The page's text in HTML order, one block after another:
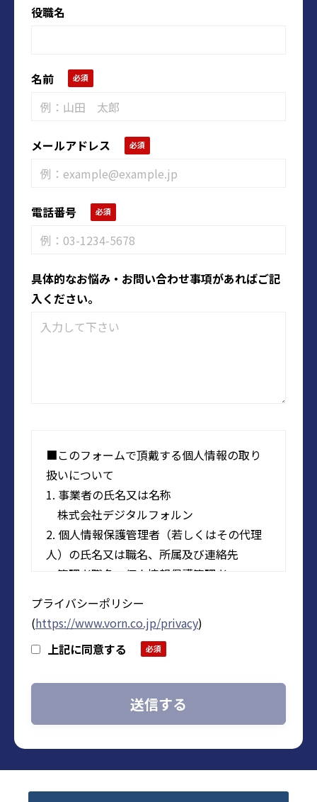
役職名
名前
メールアドレス
電話番号
具体的なお悩み・お問い合わせ事項があればご記
入ください。
■このフォームで頂戴する個人情報の取り
扱いについて
1. 事業者の氏名又は名称
株式会社デジタルフォルン
2. 個人情報保護管理者（若しくはその代理
人）の氏名又は職名、所属及び連絡先
管理者職名：個人情報保護管理者
所属部署：株式会社デジタルフォルン
人事総務部 グループマネージャー
メールアドレス：privacy@vorn.co.jp（受付
時間9:00～18:00※）
3. 個人情報の利用目的
・当社に関するお問い合わせ、質問、ご
相談等へのご回答および対応履歴管理のた
プライバシーポリシー
(https://www.vorn.co.jp/privacy)
上記に同意する